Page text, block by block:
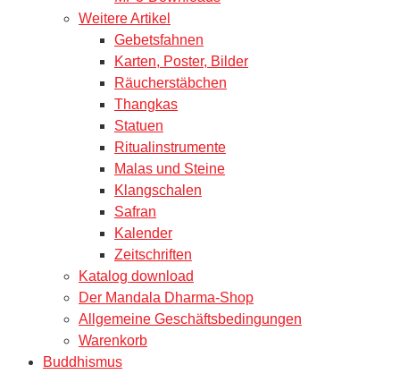
Weitere Artikel
Gebetsfahnen
Karten, Poster, Bilder
Räucherstäbchen
Thangkas
Statuen
Ritualinstrumente
Malas und Steine
Klangschalen
Safran
Kalender
Zeitschriften
Katalog download
Der Mandala Dharma-Shop
Allgemeine Geschäftsbedingungen
Warenkorb
Buddhismus